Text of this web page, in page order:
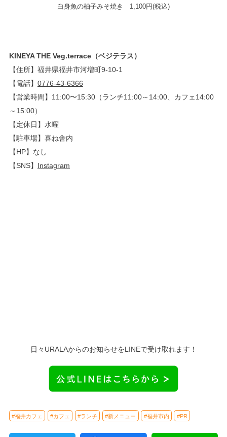
白身魚の柚子みそ焼き 1,100円(税込)
KINEYA THE Veg.terrace（ベジテラス）
【住所】福井県福井市河増町9-10-1
【電話】 0776-43-6366
【営業時間】11:00〜15:30（ランチ11:00～14:00、カフェ14:00
～15:00）
【定休日】水曜
【駐車場】喜ね舎内
【HP】なし
【SNS】 Instagram
日々URALAからのお知らせをLINEで受け取れます！
#福井カフェ #カフェ #ランチ #新メニュー #福井市内 #PR